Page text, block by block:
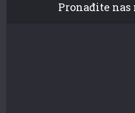
Pronađite nas